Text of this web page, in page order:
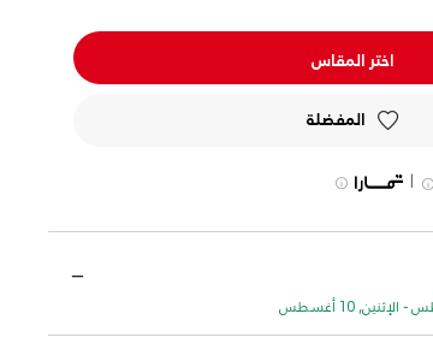
اختر المقاس
المفضلة
|